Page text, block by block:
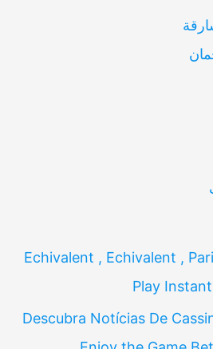
Echivalent , Echivalent ,
Play
Descubra Notícias De